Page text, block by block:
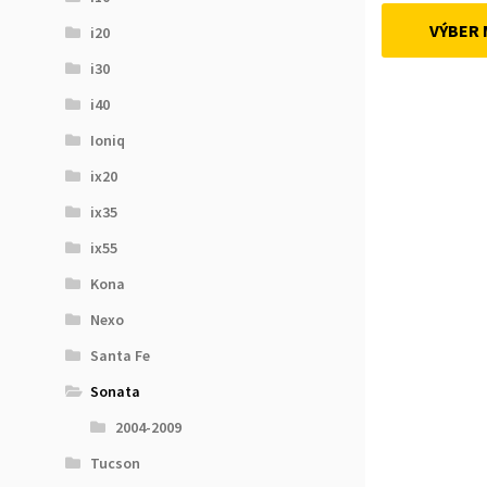
i20
i30
i40
Ioniq
ix20
ix35
ix55
Kona
Nexo
Santa Fe
Sonata
2004-2009
Tucson
VÝBER